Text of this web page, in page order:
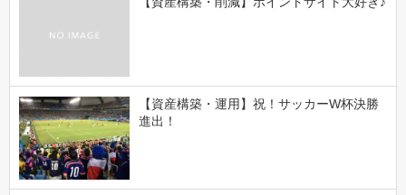
【資産構築・運用】祝！サッカーW杯決勝
進出！